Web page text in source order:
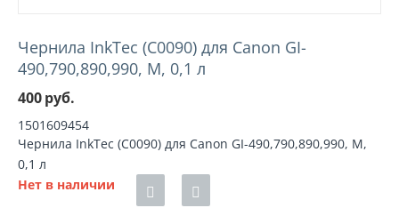
Чернила InkTec (C0090) для Canon GI-
490,790,890,990, M, 0,1 л
400руб.
1501609454
Чернила InkTec (C0090) для Canon GI-490,790,890,990, M,
0,1 л
Нет в наличии